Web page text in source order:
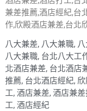
兼差推薦,酒店經紀,台
作,欣殿酒店兼差,台北
八大兼差, 八大兼職,
八大兼職, 台北八大工
北酒店兼差, 台北酒店
推薦, 台北酒店經紀,
工, 酒店兼差, 酒店兼
工, 酒店經紀